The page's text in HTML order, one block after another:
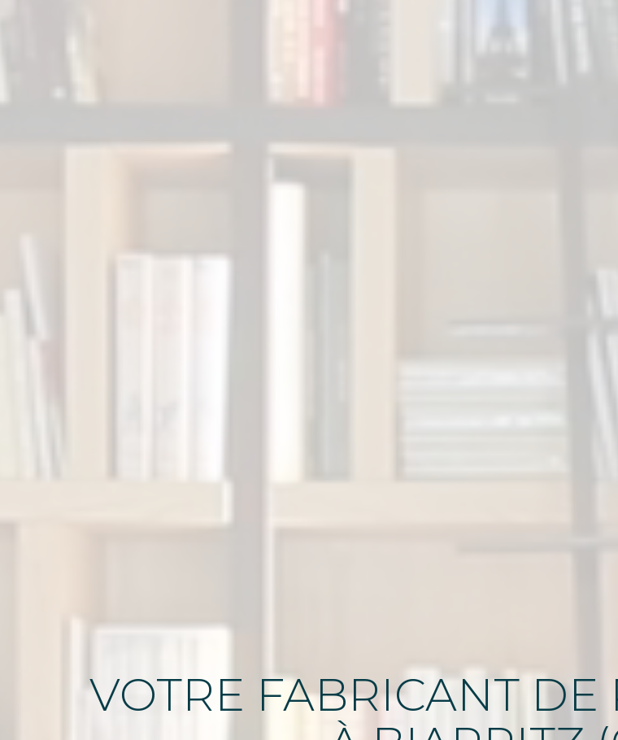
VOTRE FABRICANT DE